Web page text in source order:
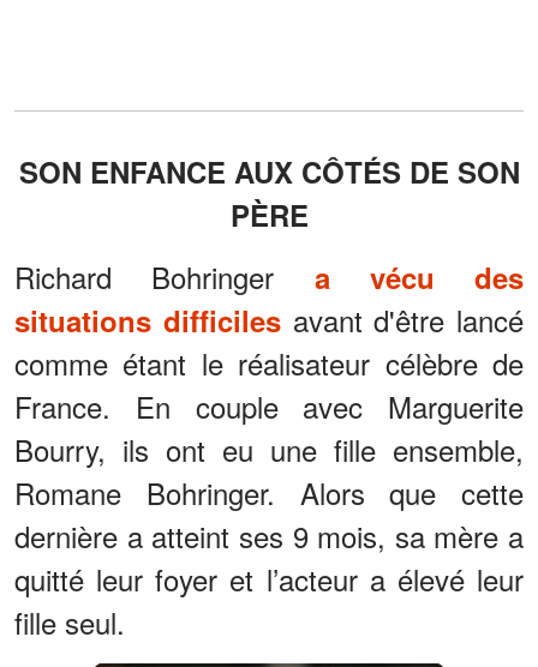
SON ENFANCE AUX CÔTÉS DE SON
PÈRE
Richard Bohringer a vécu des
situations difficilesavant d'être lancé
comme étant le réalisateur célèbre de
France. En couple avec Marguerite
Bourry, ils ont eu une fille ensemble,
Romane Bohringer. Alors que cette
dernière a atteint ses 9 mois, sa mère a
quitté leur foyer et l’acteur a élevé leur
fille seul.